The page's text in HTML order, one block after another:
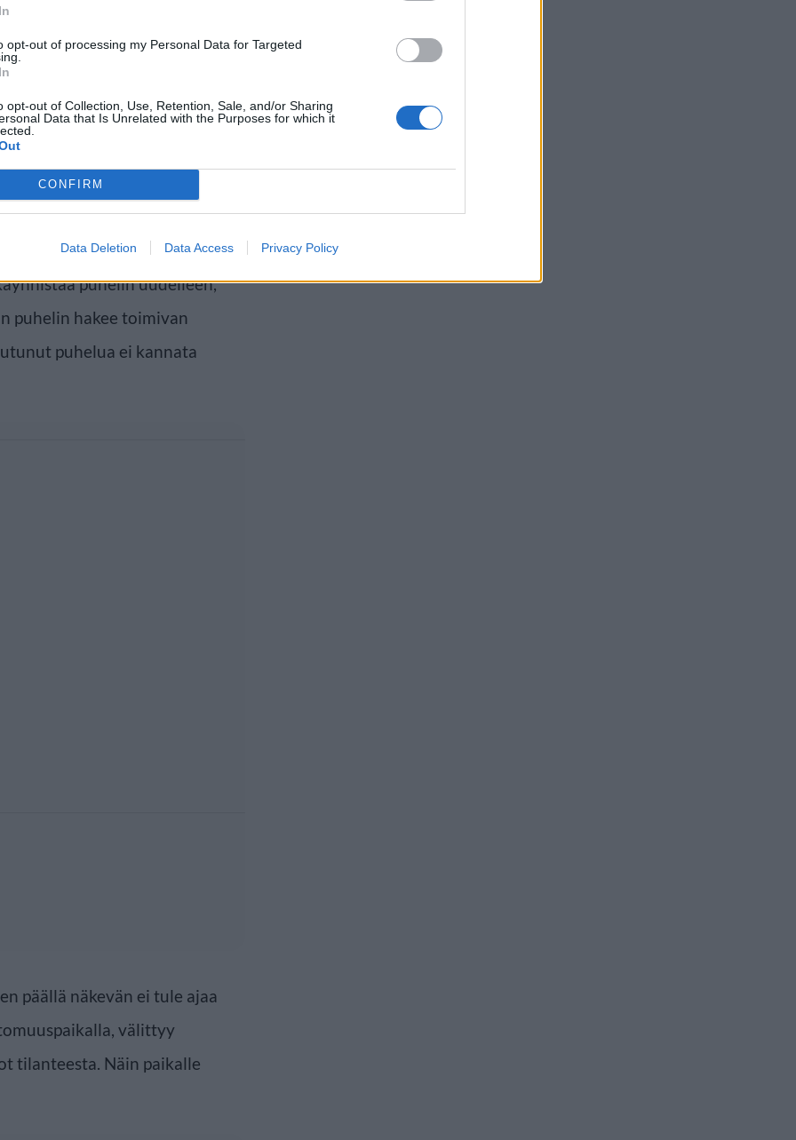
opt-out of processing my Personal Data for Targeted
opt-out of Collection, Use, Retention, Sale, and/or Sharing
Data that Is Unrelated with the Purposes for which it
CONFIRM
Data Deletion Data Access Privacy Policy
tulee ilmoittaa
voi aiheutua vaaratilanteita,
vaaraa ei ole, vastaa
tai maanomistaja.
ongelmia puhelinverkon
puhelin uudelleen,
puhelin hakee toimivan
puhelua ei kannata
päällä näkevän ei tule ajaa
välittyy
tilanteesta. Näin paikalle